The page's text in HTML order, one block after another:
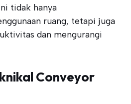
tidak hanya
ruang, tetapi juga
dan mengurangi
Conveyor